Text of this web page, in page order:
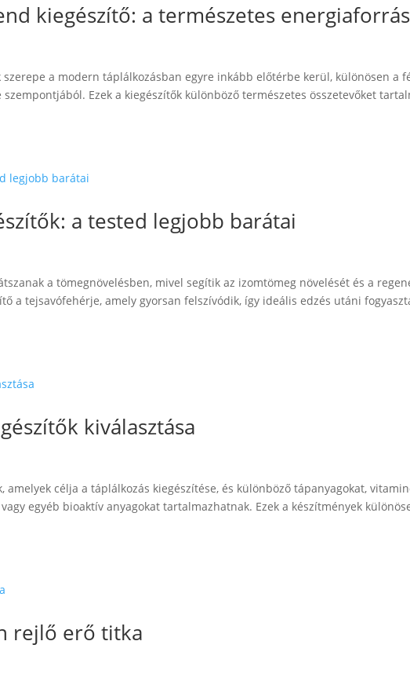
kiegészítő: a természetes energiaforrás
a modern táplálkozásban egyre inkább előtérbe kerül, különösen a
Ezek a kiegészítők különböző természetes összetevőket
a tested legjobb barátai
a tömegnövelésben, mivel segítik az izomtömeg növelését és a
a tejsavófehérje, amely gyorsan felszívódik, így ideális edzés utáni
kiválasztása
amelyek célja a táplálkozás kiegészítése, és különböző tápanyagokat,
egyéb bioaktív anyagokat tartalmazhatnak. Ezek a készítmények
rejlő erő titka